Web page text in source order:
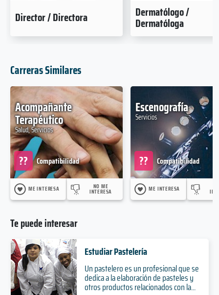
Director / Directora Dermatólogo /
Dermatóloga
Carreras Similares
Acompañante
Terapéutico
Salud, Servicios
Compatibilidad
??
ME INTERESA NO ME
INTERESA
Escenografía
Servicios
Compatibilidad
??
ME INTERESA
Te puede interesar
Estudiar Pastelería
Un pastelero es un profesional que se
dedica a la elaboración de pasteles y
otros productos relacionados con la...